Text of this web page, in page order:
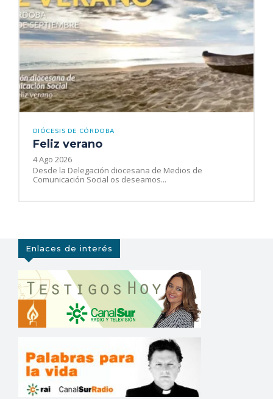
DIÓCESIS DE CÓRDOBA
Feliz verano
4 Ago 2026
Desde la Delegación diocesana de Medios de
Comunicación Social os deseamos...
Enlaces de interés